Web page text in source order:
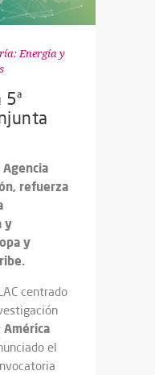
Energía y
refuerza
y
y
centrado
América
el